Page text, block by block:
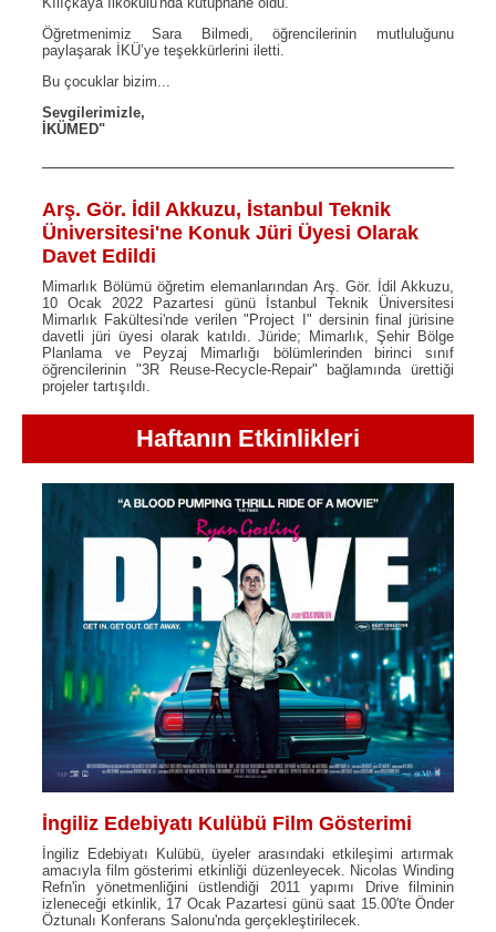
Öğretmenimiz Sara Bilmedi, öğrencilerinin mutluluğunu
paylaşarak İKÜ’ye teşekkürlerini iletti.
Bu çocuklar bizim...
Sevgilerimizle,
İKÜMED"
Arş. Gör. İdil Akkuzu, İstanbul Teknik
Üniversitesi'ne Konuk Jüri Üyesi Olarak
Davet Edildi
Mimarlık Bölümü öğretim elemanlarından Arş. Gör. İdil Akkuzu,
10 Ocak 2022 Pazartesi günü İstanbul Teknik Üniversitesi
Mimarlık Fakültesi'nde verilen "Project I" dersinin final jürisine
davetli jüri üyesi olarak katıldı. Jüride; Mimarlık, Şehir Bölge
Planlama ve Peyzaj Mimarlığı bölümlerinden birinci sınıf
öğrencilerinin "3R Reuse-Recycle-Repair" bağlamında ürettiği
projeler tartışıldı.
Haftanın Etkinlikleri
İngiliz Edebiyatı Kulübü Film Gösterimi
İngiliz Edebiyatı Kulübü, üyeler arasındaki etkileşimi artırmak
amacıyla film gösterimi etkinliği düzenleyecek. Nicolas Winding
Refn'in yönetmenliğini üstlendiği 2011 yapımı Drive filminin
izleneceği etkinlik, 17 Ocak Pazartesi günü saat 15.00'te Önder
Öztunalı Konferans Salonu'nda gerçekleştirilecek.